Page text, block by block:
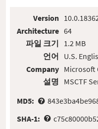
Version
Architecture
파일 크기
언어
Company
설명
64
1.2 MB
U.S.
Microsoft
MSCTF
MD5:
SHA-1: